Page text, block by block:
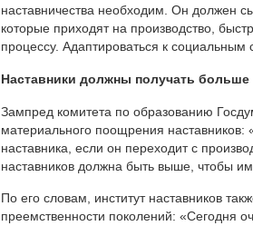
наставничества необходим. Он должен
которые приходят на производство,
процессу. Адаптироваться к социальным
Наставники должны получать больше
Зампред комитета по образованию
материального поощрения наставников:
наставника, если он переходит с
наставников должна быть выше, чтобы
По его словам, институт наставников
преемственности поколений: «Сегодня